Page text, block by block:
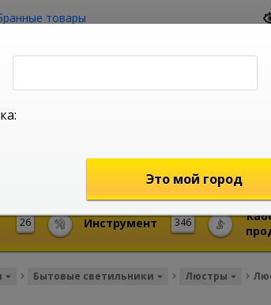
товары
shop@mireks.ru
26 346
Инструмент
Бытовые светильники Люстры
Это мой город